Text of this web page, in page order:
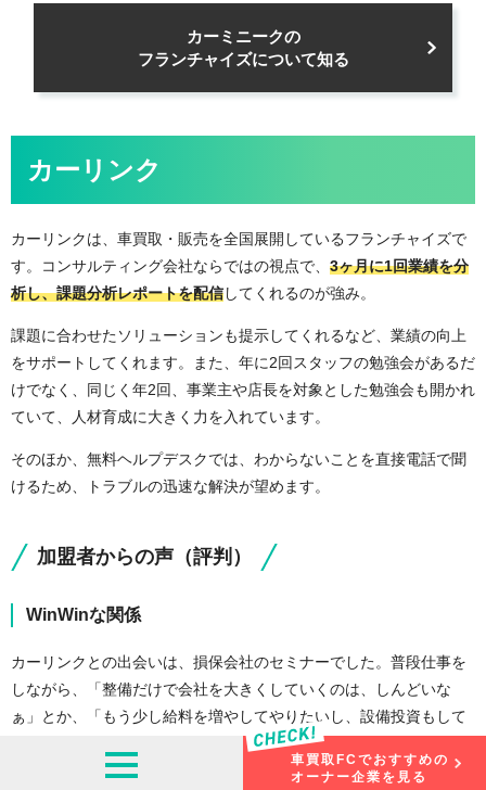
カーミニークの
フランチャイズについて知る
カーリンク
カーリンクは、車買取・販売を全国展開しているフランチャイズで
す。コンサルティング会社ならではの視点で、 3ヶ月に1回業績を分
析し、課題分析レポートを配信してくれるのが強み。
課題に合わせたソリューションも提示してくれるなど、業績の向上
をサポートしてくれます。また、年に2回スタッフの勉強会があるだ
けでなく、同じく年2回、事業主や店長を対象とした勉強会も開かれ
ていて、人材育成に大きく力を入れています。
そのほか、無料ヘルプデスクでは、わからないことを直接電話で聞
けるため、トラブルの迅速な解決が望めます。
加盟者からの声（評判）
WinWinな関係
カーリンクとの出会いは、損保会社のセミナーでした。普段仕事を
しながら、「整備だけで会社を大きくしていくのは、しんどいな
ぁ」とか、「もう少し給料を増やしてやりたいし、設備投資もして
いきたいなぁ・・・」と考えていた私に、『整備業・成功戦略セミ
ナー』での話は衝撃的でした。顧客基盤（既存の自社のお客様）を
車買取FCでおすすめの
オーナー企業を見る